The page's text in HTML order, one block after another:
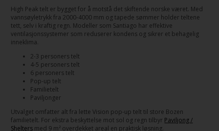
High Peak telt er bygget for å motstå det skiftende norske været. Med
vannsøyletrykk fra 2000-4000 mm og tapede sømmer holder teltene
tett, selv i kraftig regn. Modeller som Santiago har effektive
ventilasjonssystemer som reduserer kondens og sikrer et behagelig
inneklima.
2-3 personers telt
4-5 personers telt
6 personers telt
Pop-up telt
Familietelt
Paviljonger
Utvalget omfatter alt fra lette Vision pop-up telt til store Bozen
familietelt. For ekstra beskyttelse mot sol og regn tilbyr Paviljong /
Shelters med 9 m² overdekket areal en praktisk løsning.